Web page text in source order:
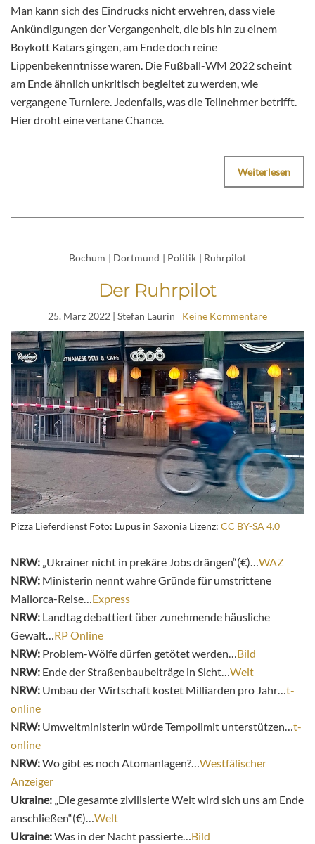
Man kann sich des Eindrucks nicht erwehren, dass viele
Ankündigungen der Vergangenheit, die bis hin zu einem
Boykott Katars gingen, am Ende doch reine
Lippenbekenntnisse waren. Die Fußball-WM 2022 scheint
am Ende ähnlich unkritisch begleitet zu werden, wie
vergangene Turniere. Jedenfalls, was die Teilnehmer betrifft.
Hier droht eine vertane Chance.
Weiterlesen
Bochum | Dortmund | Politik | Ruhrpilot
Der Ruhrpilot
25. März 2022 | Stefan Laurin Keine Kommentare
Pizza Lieferdienst Foto: Lupus in Saxonia Lizenz: CC BY-SA 4.0
NRW: „Ukrainer nicht in prekäre Jobs drängen“(€)…WAZ
NRW: Ministerin nennt wahre Gründe für umstrittene
Mallorca-Reise…Express
NRW: Landtag debattiert über zunehmende häusliche
Gewalt…RP Online
NRW: Problem-Wölfe dürfen getötet werden…Bild
NRW: Ende der Straßenbaubeiträge in Sicht…Welt
NRW: Umbau der Wirtschaft kostet Milliarden pro Jahr…t-
online
NRW: Umweltministerin würde Tempolimit unterstützen…t-
online
NRW:Wo gibt es noch Atomanlagen?…Westfälischer
Anzeiger
Ukraine: „Die gesamte zivilisierte Welt wird sich uns am Ende
anschließen“(€)…Welt
Ukraine:Was in der Nacht passierte…Bild